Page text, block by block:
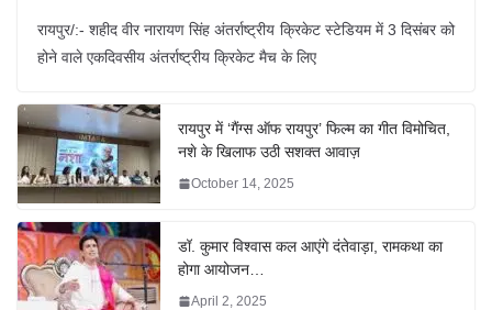
रायपुर/:- शहीद वीर नारायण सिंह अंतर्राष्ट्रीय क्रिकेट स्टेडियम में 3 दिसंबर को
होने वाले एकदिवसीय अंतर्राष्ट्रीय क्रिकेट मैच के लिए
रायपुर में ‘गैंग्स ऑफ रायपुर’ फिल्म का गीत विमोचित,
नशे के खिलाफ उठी सशक्त आवाज़
October 14, 2025
डॉ. कुमार विश्वास कल आएंगे दंतेवाड़ा, रामकथा का
होगा आयोजन…
April 2, 2025